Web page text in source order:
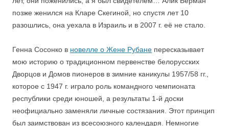
позже женился на Кларе Скегиной, но спустя лет 10
разошлись, она уехала в Израиль и в 2007 г. её не стало.
Генна Сосонко в новелле о Жене Рубане пересказывает
мою историю о традиционном первенстве белорусских
Дворцов и Домов пионеров в зимние каникулы 1957/58 гг.,
которое с 1947 г. играло роль командного чемпионата
республики среди юношей, а результаты 1-й доски
неофициально заменяли личные состязания. Этот принцип
был заимствован из всесоюзного календаря. Немногие